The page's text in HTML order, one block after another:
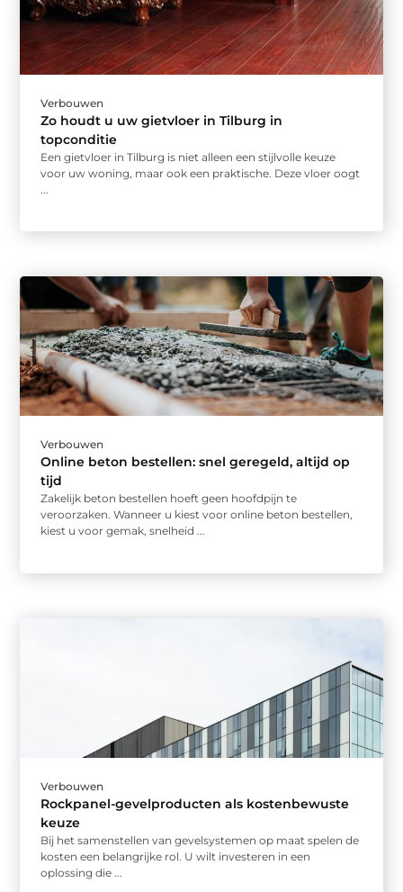
Verbouwen
Zo houdt u uw gietvloer in Tilburg in
topconditie
Een gietvloer in Tilburg is niet alleen een stijlvolle keuze
voor uw woning, maar ook een praktische. Deze vloer oogt
...
Verbouwen
Online beton bestellen: snel geregeld, altijd op
tijd
Zakelijk beton bestellen hoeft geen hoofdpijn te
veroorzaken. Wanneer u kiest voor online beton bestellen,
kiest u voor gemak, snelheid ...
Verbouwen
Rockpanel-gevelproducten als kostenbewuste
keuze
Bij het samenstellen van gevelsystemen op maat spelen de
kosten een belangrijke rol. U wilt investeren in een
oplossing die ...